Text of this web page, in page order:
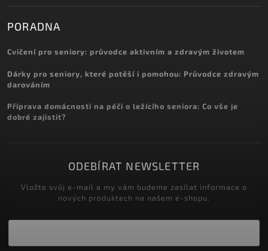
PORADNA
Cvičení pro seniory: průvodce aktivním a zdravým životem
Dárky pro seniory, které potěší i pomohou: Průvodce zdravým
darováním
Příprava domácnosti na péči o ležícího seniora: Co vše je
dobré zajistit?
ODEBÍRAT NEWSLETTER
Vložte svůj e-mail a my vám budeme zasílat informace o
nových produktech na našem e-shopu.